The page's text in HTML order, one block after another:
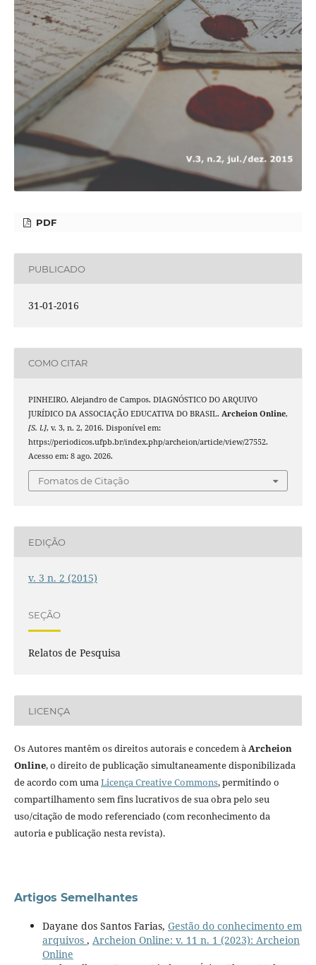
PDF
PUBLICADO
31-01-2016
COMO CITAR
PINHEIRO, Alejandro de Campos. DIAGNÓSTICO DO ARQUIVO
JURÍDICO DA ASSOCIAÇÃO EDUCATIVA DO BRASIL. Archeion Online,
[S. l.], v. 3, n. 2, 2016. Disponível em:
https://periodicos.ufpb.br/index.php/archeion/article/view/27552.
Acesso em: 8 ago. 2026.
Fomatos de Citação
EDIÇÃO
v. 3 n. 2 (2015)
SEÇÃO
Relatos de Pesquisa
LICENÇA
Os Autores mantêm os direitos autorais e concedem àArcheion
Online, o direito de publicação simultaneamente disponibilizada
de acordo com umaLicença Creative Commons, permitindo o
compartilhamento sem fins lucrativos de sua obra pelo seu
uso/citação de modo referenciado (com reconhecimento da
autoria e publicação nesta revista).
Artigos Semelhantes
Dayane dos Santos Farias, Gestão do conhecimento em
arquivos , Archeion Online: v. 11 n. 1 (2023): Archeion
Online